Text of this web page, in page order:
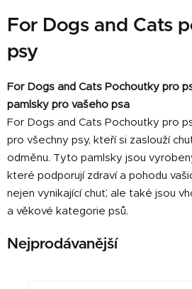
For Dogs and Cats
psy
For Dogs and Cats Pochoutky pro
pamlsky pro vašeho psa
For Dogs and Cats Pochoutky pro
pro všechny psy, kteří si zaslouží
odměnu. Tyto pamlsky jsou
které podporují zdraví a pohodu
nejen vynikající chuť, ale také jsou
a věkové kategorie psů.
Nejprodávanější